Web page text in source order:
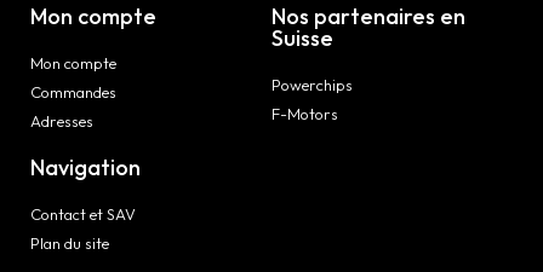
Mon compte
Mon compte
Commandes
Adresses
Navigation
Contact et SAV
Plan du site
Nos partenaires en
Suisse
Powerchips
F-Motors